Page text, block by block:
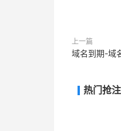
上一篇
域名到期-域
热门抢注